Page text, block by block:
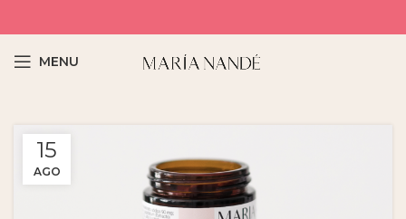
MENU
15
AGO